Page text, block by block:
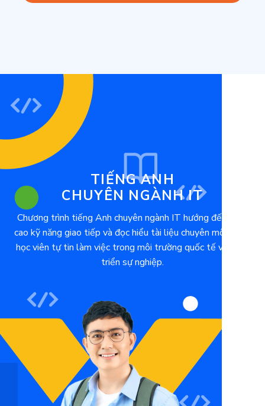
TIẾNG ANH
CHUYÊN NGÀNH IT
Chương trình tiếng Anh chuyên ngành IT hướng đến nâng
cao kỹ năng giao tiếp và đọc hiểu tài liệu chuyên môn, giúp
học viên tự tin làm việc trong môi trường quốc tế và phát
triển sự nghiệp.